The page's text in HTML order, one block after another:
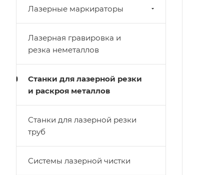
Лазерные маркираторы
Лазерная гравировка и
резка неметаллов
Станки для лазерной резки
и раскроя металлов
Станки для лазерной резки
труб
Системы лазерной чистки